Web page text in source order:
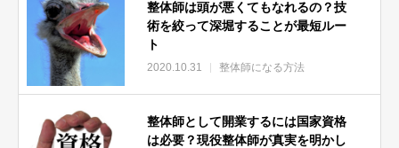
bgcolor="" color="" fontawesome="" readmore="on"
thumbnail="on"]
【整体師になるには】失敗から学んだ最強の成功法則！整体師
に向いてる人とは！？
【整体師になるには】理解度200%‼️整体師としての適正年齢と
整体師は頭が悪くてもなれるの？技
術を絞って深堀することが最短ルー
ト
2020.10.31 整体師になる方法
整体師として開業するには国家資格
は必要？現役整体師が真実を明かし